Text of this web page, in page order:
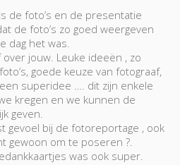
de foto’s en de presentatie
de foto’s zo goed weergeven
dag het was.
jouw. Leuke ideeën , zo
goede keuze van fotograaf,
superidee …. dit zijn enkele
kregen en we kunnen de
geven.
gevoel bij de fotoreportage , ook
gewoon om te poseren ?.
was ook super.